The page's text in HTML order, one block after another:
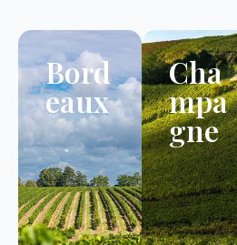
Bord
eaux
Cha
mpa
gne